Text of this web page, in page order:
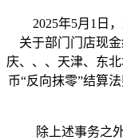
2025年5月1日，
关于部门门店现
庆、、、天津、东
币“反向抹零”结算
除上述事务之外